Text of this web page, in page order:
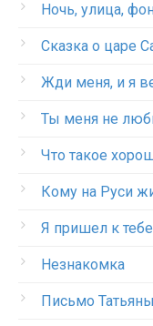
Ночь, улица,
Сказка о царе
Жди меня, и я
Ты меня не
Что такое
Кому на Руси
Я пришел к
Незнакомка
Письмо